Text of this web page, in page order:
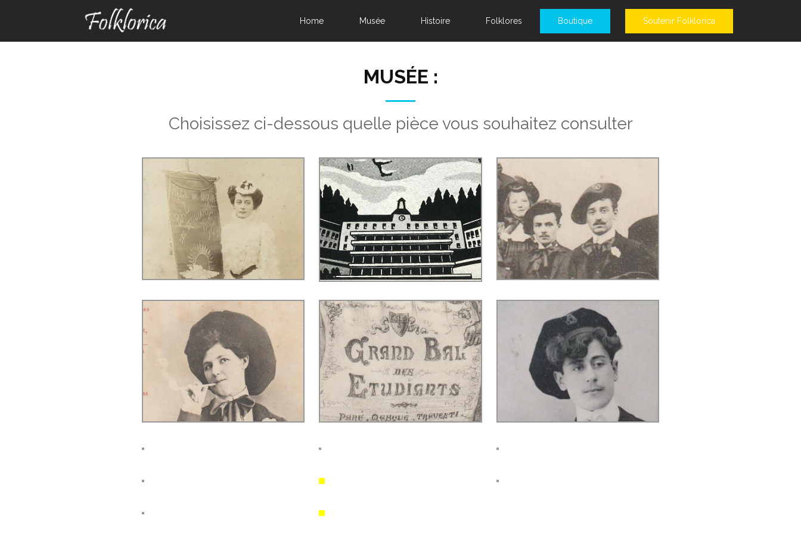
Home Musée Histoire Folklores Boutique Soutenir Folklorica
MUSÉE :
Choisissez ci-dessous quelle pièce vous souhaitez consulter